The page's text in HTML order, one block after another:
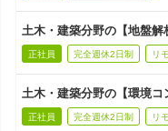
土木・建築分野の【地盤
正社員 完全週休2日制 リ
土木・建築分野の【環境
正社員 完全週休2日制 リ